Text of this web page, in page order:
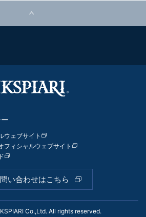
ウェブサイト
フィシャルウェブサイト
い合わせはこちら
Co.,Ltd. All rights reserved.